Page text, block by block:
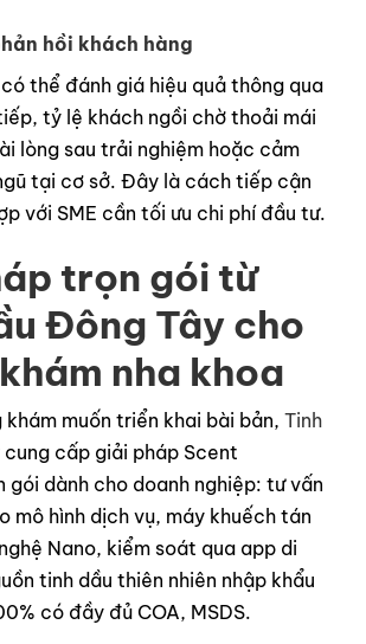
hồi khách hàng
thể đánh giá hiệu quả thông qua
tỷ lệ khách ngồi chờ thoải mái
lòng sau trải nghiệm hoặc cảm
tại cơ sở. Đây là cách tiếp cận
với SME cần tối ưu chi phí đầu tư.
trọn gói từ
Đông Tây cho
nha khoa
muốn triển khai bài bản, Tinh
cung cấp giải pháp Scent
gói dành cho doanh nghiệp: tư vấn
mô hình dịch vụ, máy khuếch tán
Nano, kiểm soát qua app di
tinh dầu thiên nhiên nhập khẩu
có đầy đủ COA, MSDS.